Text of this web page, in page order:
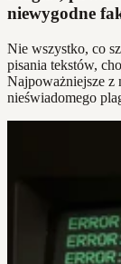
niewygodne
Nie wszystko, co
pisania tekstów,
Najpoważniejsze z
nieświadomego